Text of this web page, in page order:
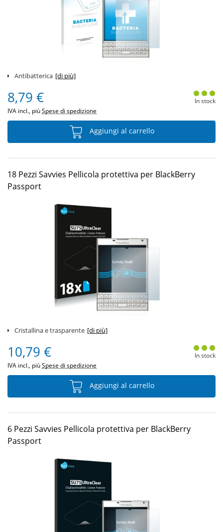
Antibatterica [di più]
8,79 €
IVA incl., piùSpese di spedizione
In stock
Aggiungi al carrello
18 Pezzi Savvies Pellicola protettiva per BlackBerry
Passport
Cristallina e trasparente [di più]
10,79 €
IVA incl., piùSpese di spedizione
In stock
Aggiungi al carrello
6 Pezzi Savvies Pellicola protettiva per BlackBerry
Passport